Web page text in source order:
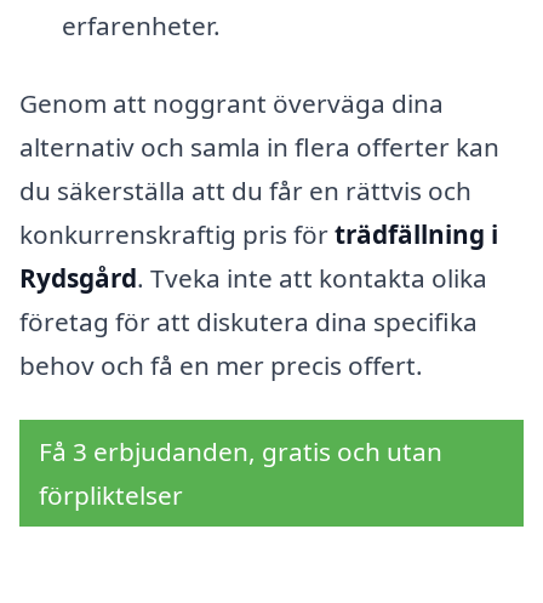
erfarenheter.
Genom att noggrant överväga dina
alternativ och samla in flera offerter kan
du säkerställa att du får en rättvis och
konkurrenskraftig pris förträdfällning i
Rydsgård. Tveka inte att kontakta olika
företag för att diskutera dina specifika
behov och få en mer precis offert.
Få 3 erbjudanden, gratis och utan
förpliktelser